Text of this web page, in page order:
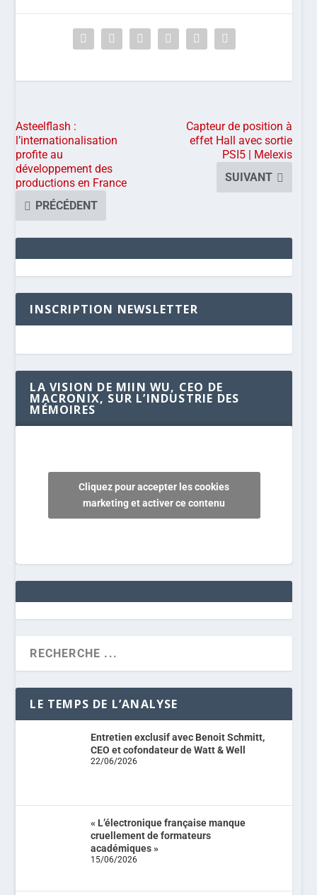
Asteelflash :
l’internationalisation
profite au
développement des
productions en France
PRÉCÉDENT
Capteur de position à
effet Hall avec sortie
PSI5 | Melexis
SUIVANT
INSCRIPTION NEWSLETTER
LA VISION DE MIIN WU, CEO DE
MACRONIX, SUR L’INDUSTRIE DES
MÉMOIRES
Cliquez pour accepter les cookies
marketing et activer ce contenu
LE TEMPS DE L’ANALYSE
Entretien exclusif avec Benoit Schmitt,
CEO et cofondateur de Watt & Well
22/06/2026
« L’électronique française manque
cruellement de formateurs
académiques »
15/06/2026